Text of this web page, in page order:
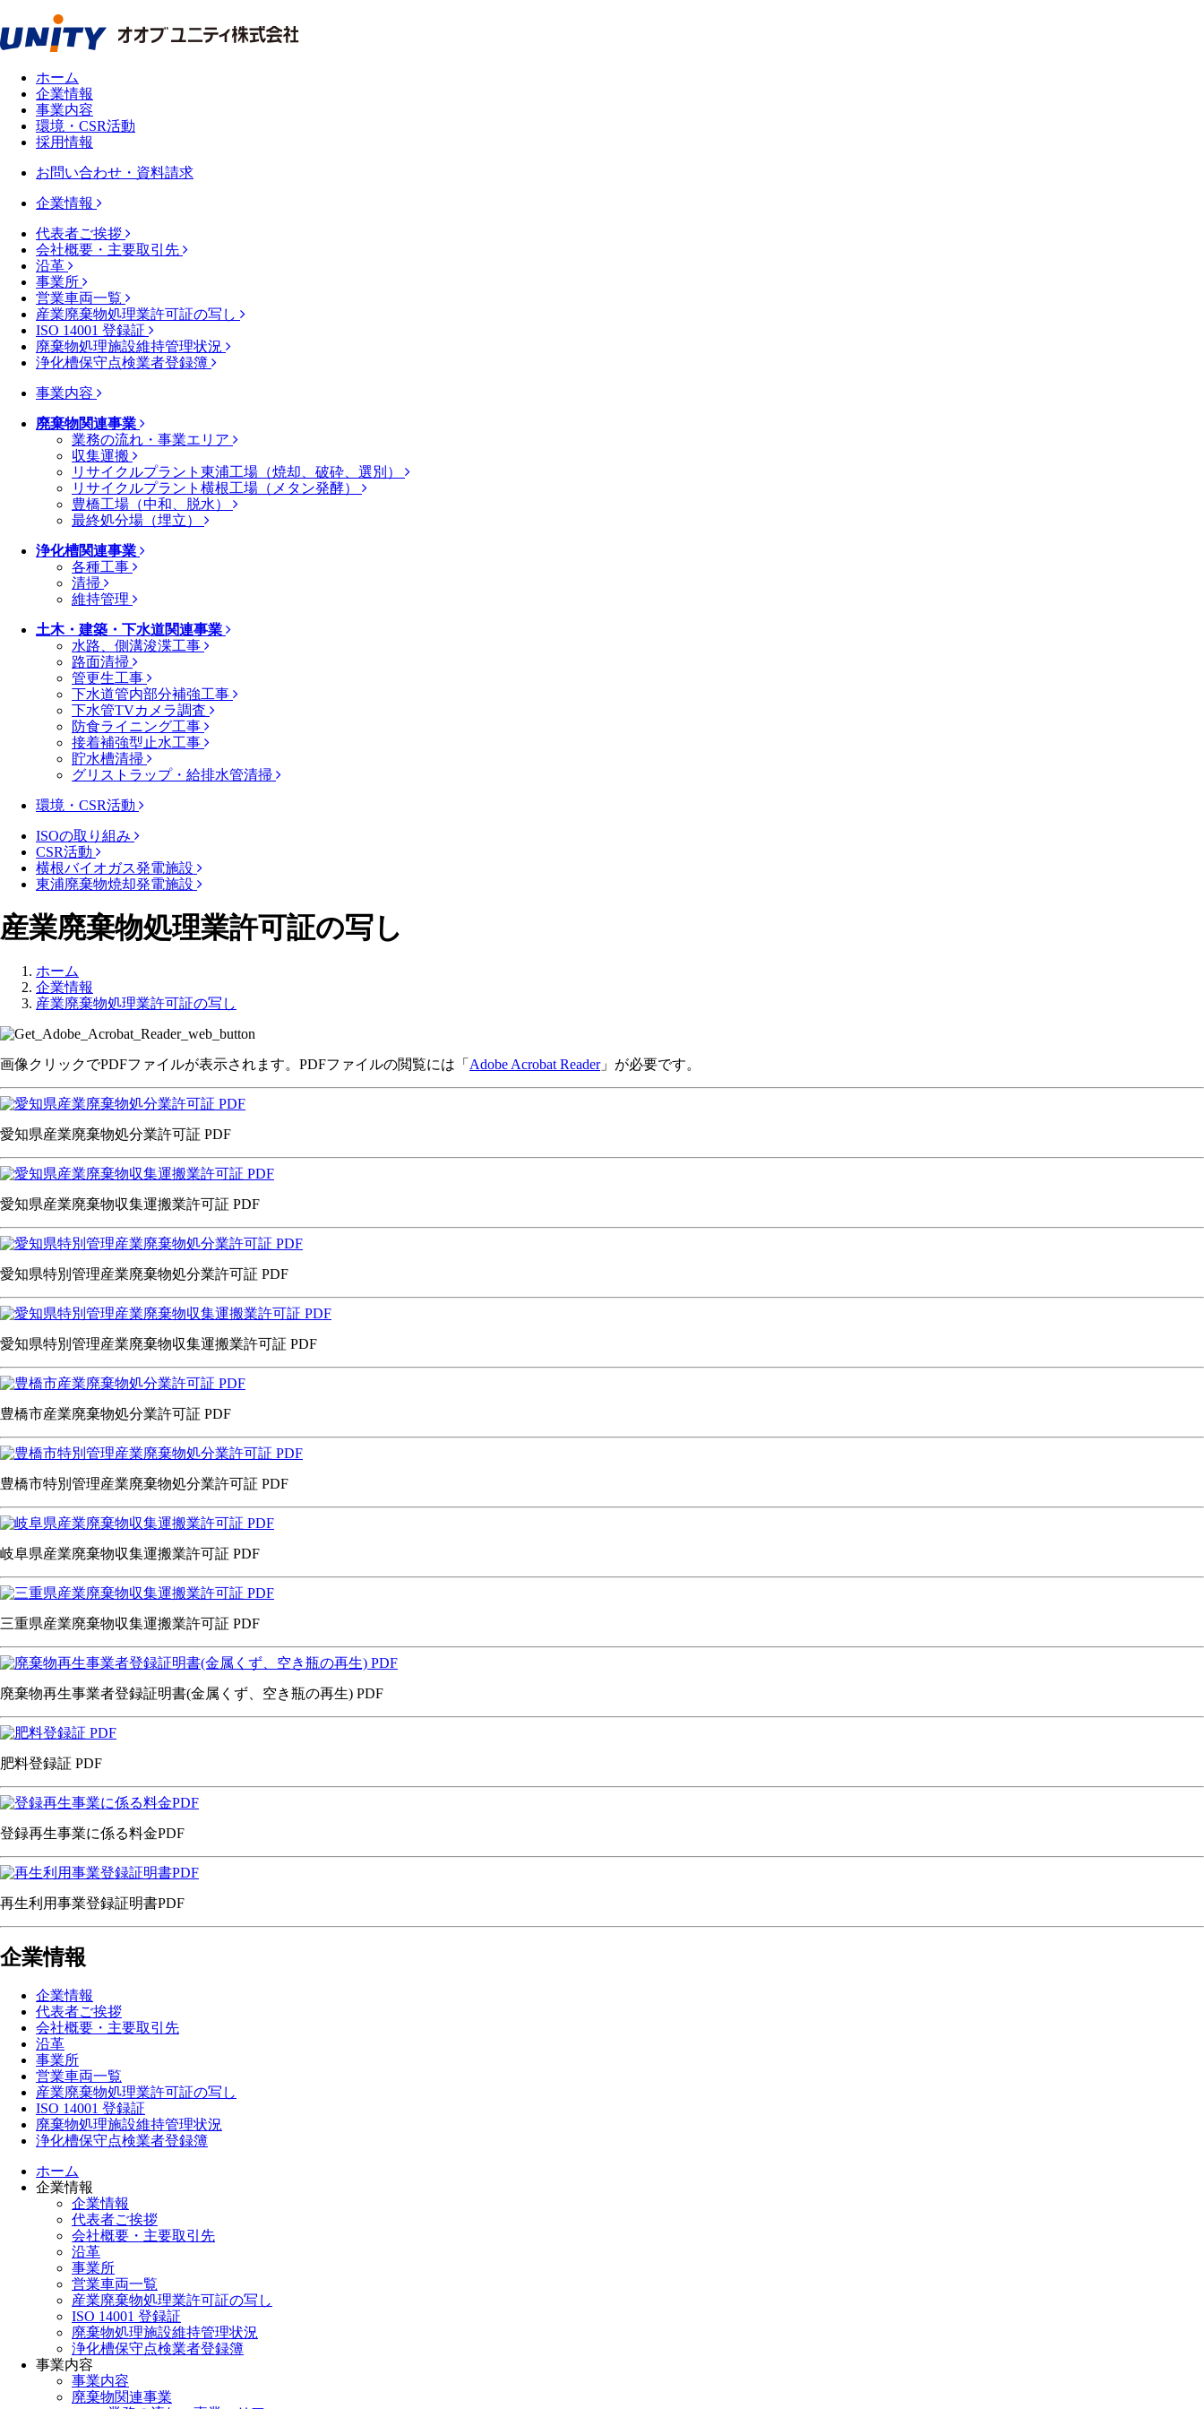
ホーム
企業情報
事業内容
環境・CSR活動
採用情報
お問い合わせ・資料請求
企業情報
代表者ご挨拶
会社概要・主要取引先
沿革
事業所
営業車両一覧
産業廃棄物処理業許可証の写し
ISO 14001 登録証
廃棄物処理施設維持管理状況
浄化槽保守点検業者登録簿
事業内容
廃棄物関連事業
業務の流れ・事業エリア
収集運搬
リサイクルプラント東浦工場（焼却、破砕、選別）
リサイクルプラント横根工場（メタン発酵）
豊橋工場（中和、脱水）
最終処分場（埋立）
浄化槽関連事業
各種工事
清掃
維持管理
土木・建築・下水道関連事業
水路、側溝浚渫工事
路面清掃
管更生工事
下水道管内部分補強工事
下水管TVカメラ調査
防食ライニング工事
接着補強型止水工事
貯水槽清掃
グリストラップ・給排水管清掃
環境・CSR活動
ISOの取り組み
CSR活動
横根バイオガス発電施設
東浦廃棄物焼却発電施設
産業廃棄物処理業許可証の写し
ホーム
企業情報
産業廃棄物処理業許可証の写し
画像クリックでPDFファイルが表示されます。PDFファイルの閲覧には「 Adobe Acrobat Reader」が必要です。
愛知県産業廃棄物処分業許可証 PDF
愛知県産業廃棄物収集運搬業許可証 PDF
愛知県特別管理産業廃棄物処分業許可証 PDF
愛知県特別管理産業廃棄物収集運搬業許可証 PDF
豊橋市産業廃棄物処分業許可証 PDF
豊橋市特別管理産業廃棄物処分業許可証 PDF
岐阜県産業廃棄物収集運搬業許可証 PDF
三重県産業廃棄物収集運搬業許可証 PDF
廃棄物再生事業者登録証明書(金属くず、空き瓶の再生) PDF
肥料登録証 PDF
登録再生事業に係る料金PDF
再生利用事業登録証明書PDF
企業情報
企業情報
代表者ご挨拶
会社概要・主要取引先
沿革
事業所
営業車両一覧
産業廃棄物処理業許可証の写し
ISO 14001 登録証
廃棄物処理施設維持管理状況
浄化槽保守点検業者登録簿
ホーム
企業情報
企業情報
代表者ご挨拶
会社概要・主要取引先
沿革
事業所
営業車両一覧
産業廃棄物処理業許可証の写し
ISO 14001 登録証
廃棄物処理施設維持管理状況
浄化槽保守点検業者登録簿
事業内容
事業内容
廃棄物関連事業